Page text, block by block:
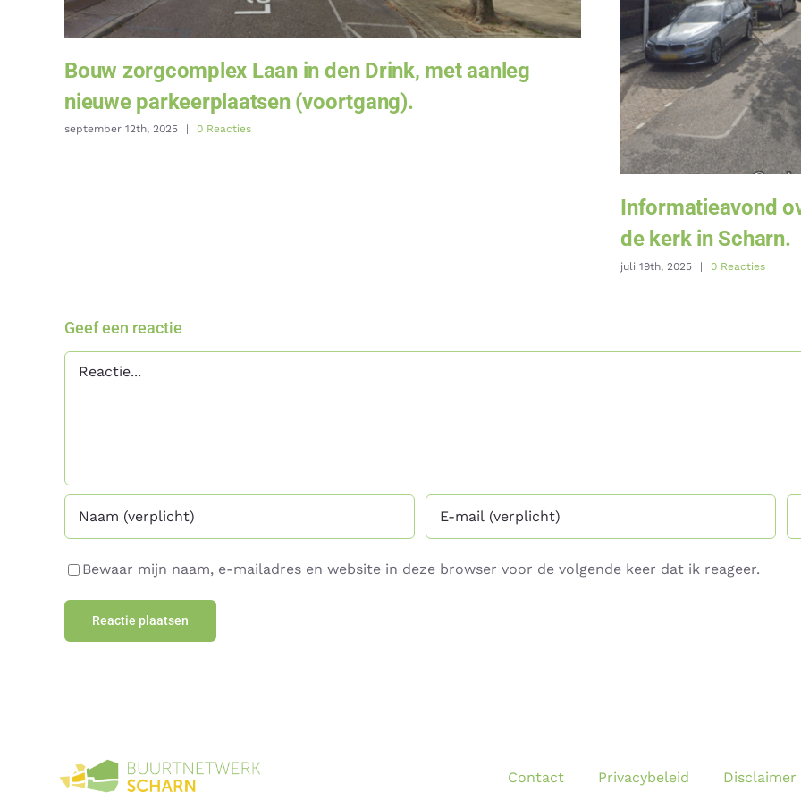
Bouw zorgcomplex Laan in den Drink, met aanleg
nieuwe parkeerplaatsen (voortgang).
september 12th, 2025 | 0 Reacties
Informatieavond
de kerk in Scharn.
juli 19th, 2025 | 0 Reacties
Geef een reactie
Bewaar mijn naam, e-mailadres en website in deze browser voor de volgende keer dat ik reageer.
Contact Privacybeleid Disclaimer